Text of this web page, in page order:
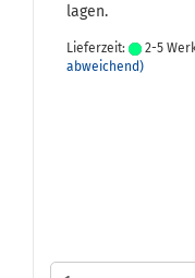
la­gen.
Lieferzeit: 2-5
abweichend)